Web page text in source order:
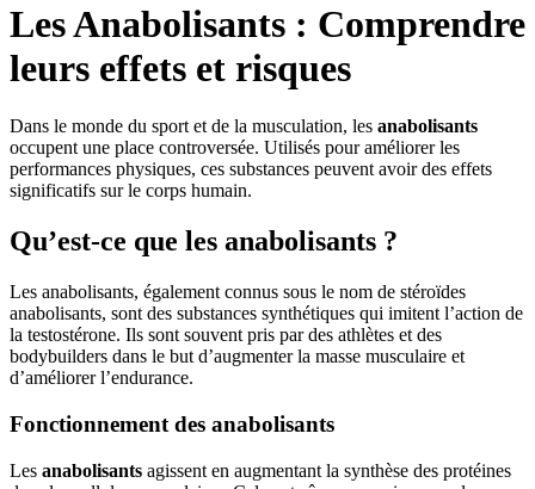
Les Anabolisants : Comprendre
leurs effets et risques
Dans le monde du sport et de la musculation, les anabolisants
occupent une place controversée. Utilisés pour améliorer les
performances physiques, ces substances peuvent avoir des effets
significatifs sur le corps humain.
Qu’est-ce que les anabolisants ?
Les anabolisants, également connus sous le nom de stéroïdes
anabolisants, sont des substances synthétiques qui imitent l’action de
la testostérone. Ils sont souvent pris par des athlètes et des
bodybuilders dans le but d’augmenter la masse musculaire et
d’améliorer l’endurance.
Fonctionnement des anabolisants
Les anabolisants agissent en augmentant la synthèse des protéines